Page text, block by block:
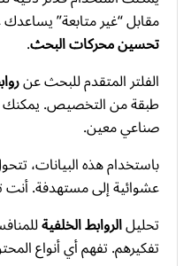
مقابل “غير متابعة” يساعدك
تحسين محركات البحث.
الفلتر المتقدم للبحث عن
طبقة من التخصيص.
صناعي معين.
باستخدام هذه البيانات،
عشوائية إلى مستهدفة.
تحليلالروابط الخلفية
تفكيرهم. تفهم أي أنواع